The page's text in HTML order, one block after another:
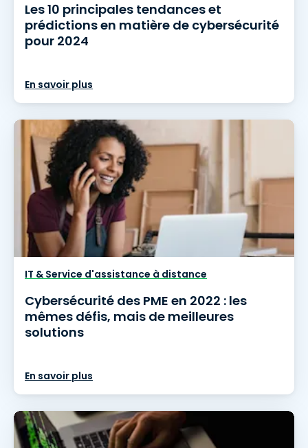
Les 10 principales tendances et
prédictions en matière de cybersécurité
pour 2024
En savoir plus
IT & Service d'assistance à distance
Cybersécurité des PME en 2022 : les
mêmes défis, mais de meilleures
solutions
En savoir plus